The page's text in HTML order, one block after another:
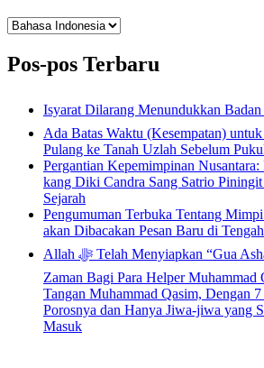
Pengalih
Pos-pos Terbaru
Ada Batas Waktu (Kesempatan)
Pulang ke Tanah Uzlah Sebelum
Pergantian Kepemimpinan Nusantara:
kang Diki Candra Sang Satrio
Sejarah
Pengumuman Terbuka Tentang
akan Dibacakan Pesan Baru di
Allah ﷻ Telah Menyiapkan “Gua Ashabul Kahfi” Akhir
Zaman Bagi Para Helper Muhammad
Tangan Muhammad Qasim, Dengan
Porosnya dan Hanya Jiwa-jiwa yang
Masuk